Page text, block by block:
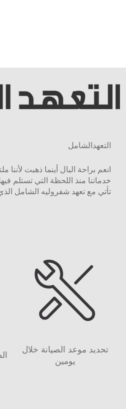
التعهدالشامل
انعم براحة البال أينما ذهبت لأننا
خدماتنا منذ اللحظة التي تستلم
تأتي مع تعهد شفروليه الشامل
تحديد موعد الصيانة خلال
يومين